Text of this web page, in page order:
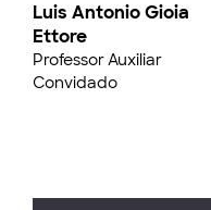
Luis Antonio Gioia
Ettore
Professor Auxiliar
Convidado